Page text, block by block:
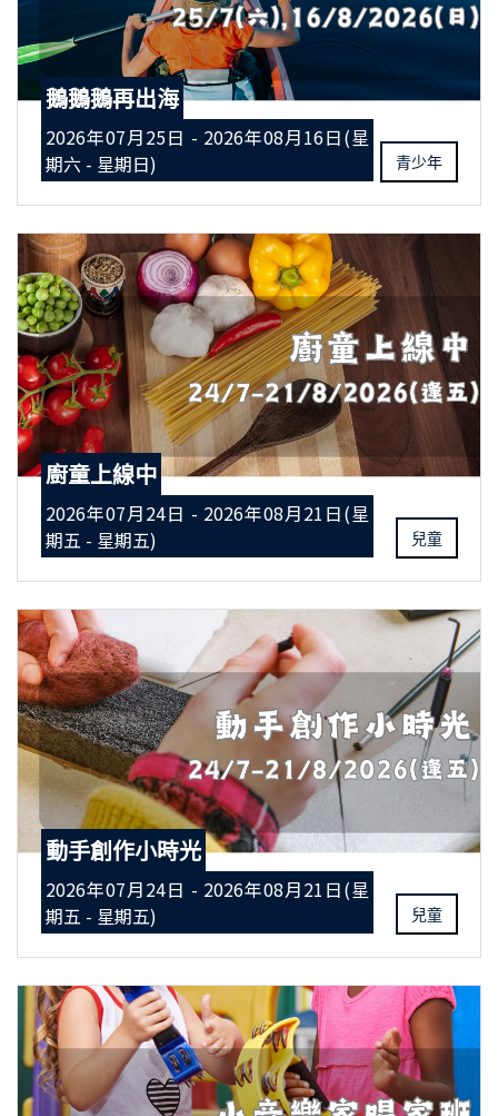
鵝鵝鵝再出海
2026年07月25日 - 2026年08月16日(星
期六 - 星期日)
青少年
廚童上線中
2026年07月24日 - 2026年08月21日(星
期五 - 星期五)
兒童
動手創作小時光
2026年07月24日 - 2026年08月21日(星
期五 - 星期五)
兒童